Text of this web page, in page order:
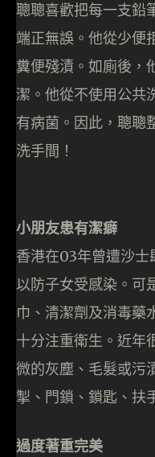
聰聰喜歡把每一支鉛
端正無誤。他從少便
糞便殘漬。如廁後，
潔。他從不使用公共
有病菌。因此，聰聰
洗手間！
小朋友患有潔癖
香港在03年曾遭沙士
以防子女受感染。可
巾、清潔劑及消毒藥
十分注重衛生。近年
微的灰塵、毛髮或污
掣、門鎖、鎖匙、扶
過度著重完美